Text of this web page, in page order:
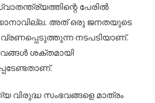
പേരിൽ
അത് ഒരു ജനതയുടെ
വ്രണപ്പെടുത്തുന്ന നടപടിയാണ്.
ശക്തമായി
വിരുദ്ധ സംഭവങ്ങളെ മാത്രം